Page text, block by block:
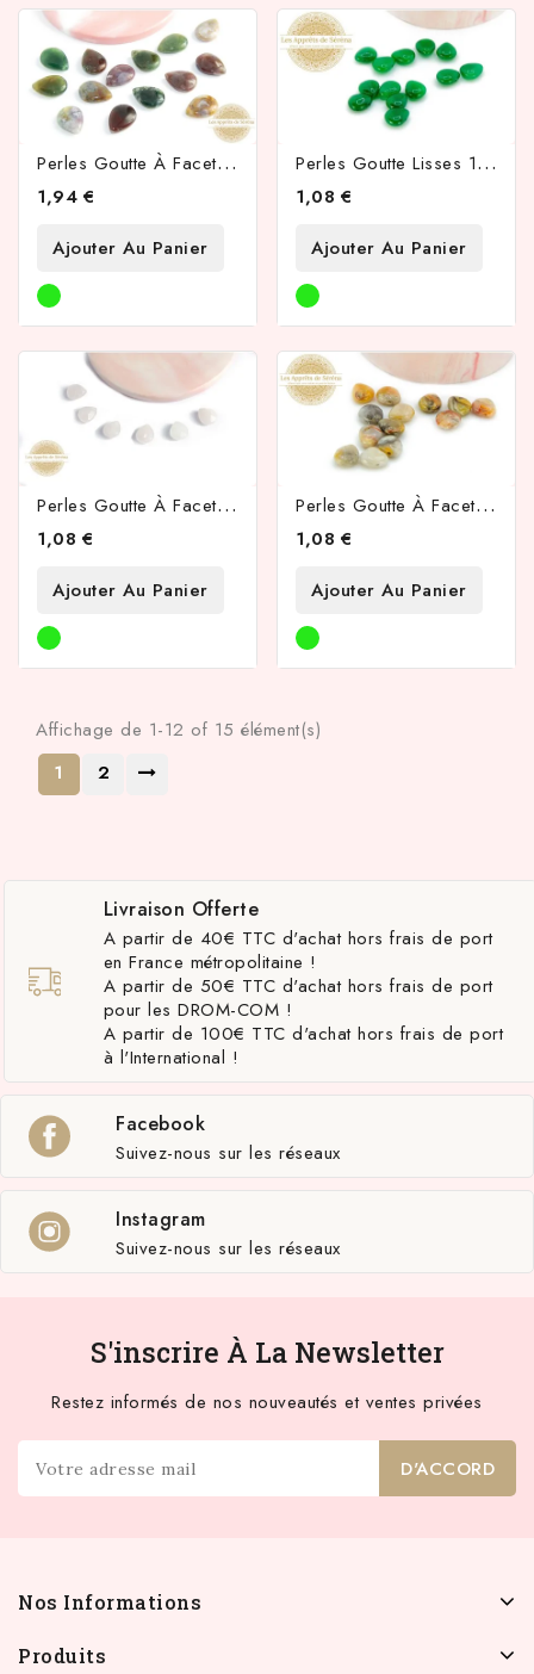
P
Erles Goutte À Facettes 20x15mm En Agate Indienne
1,94 €
Ajouter Au Panier
P
Erles Goutte Lisses 12x9mm En Jade Teintée Verte
1,08 €
Ajouter Au Panier
P
Erles Goutte À Facettes 12x9mm En Quartz Rose
1,08 €
Ajouter Au Panier
P
Erles Goutte À Facettes 12x9mm En Agate Crazy Lace
1,08 €
Ajouter Au Panier
Affichage de 1-12 of 15 élément(s)
1
2
Livraison Offerte
A partir de 40€ TTC d'achat hors frais de port
en France métropolitaine !
A partir de 50€ TTC d'achat hors frais de port
pour les DROM-COM !
A partir de 100€ TTC d'achat hors frais de port
à l'International !
Facebook
Suivez-nous sur les réseaux
Instagram
Suivez-nous sur les réseaux
S'inscrire À La Newsletter
Restez informés de nos nouveautés et ventes privées
Nos Informations
Produits